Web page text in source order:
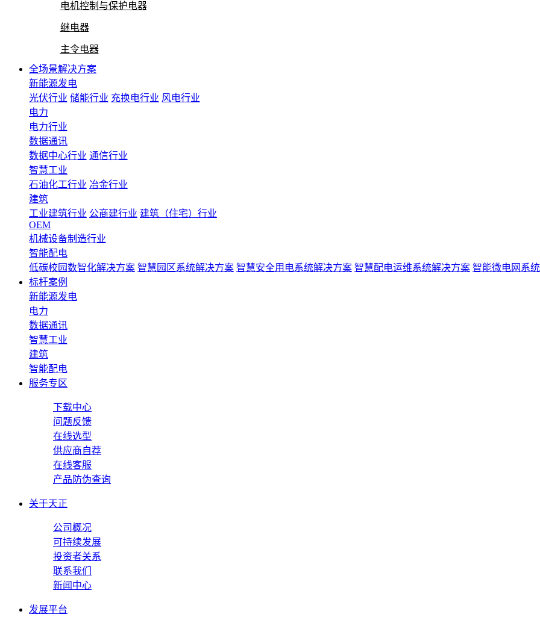
电机控制与保护电器
继电器
主令电器
全场景解决方案
新能源发电
光伏行业 储能行业 充换电行业 风电行业
电力
电力行业
数据通讯
数据中心行业 通信行业
智慧工业
石油化工行业 冶金行业
建筑
工业建筑行业 公商建行业 建筑（住宅）行业
OEM
机械设备制造行业
智能配电
低碳校园数智化解决方案 智慧园区系统解决方案 智慧安全用电系统解决方案 智慧配电运维系统解决方案 智能微电网系
标杆案例
新能源发电
电力
数据通讯
智慧工业
建筑
智能配电
服务专区
下载中心
问题反馈
在线选型
供应商自荐
在线客服
产品防伪查询
关于天正
公司概况
可持续发展
投资者关系
联系我们
新闻中心
发展平台